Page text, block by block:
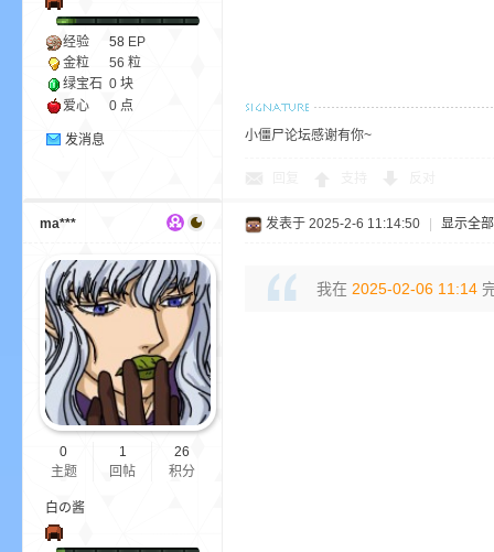
经验 58 EP
金粒
56 粒
绿宝石 0 块
爱心
0 点
发消息 小僵尸论坛感谢有你~
ma***
0
主题
1
回帖
26
积分
白の酱
发表于 2025-2-6 11:14:50 显示全
我在 2025-02-06 11:14